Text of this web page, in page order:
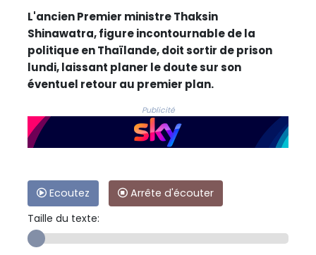
L'ancien Premier ministre Thaksin
Shinawatra, figure incontournable de la
politique en Thaïlande, doit sortir de prison
lundi, laissant planer le doute sur son
éventuel retour au premier plan.
Publicité
Ecoutez
Arrête d'écouter
Taille du texte: